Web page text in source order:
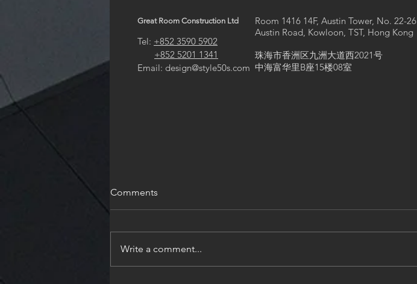
Comments
Write a comment...
Great Room Construction Ltd
Tel: +852 3590 5902
+852 5201 1341
Email: design@style50s.com
Room 1416 14F, Austin Tower, No. 22-26
Austin Road, Kowloon, TST, Hong Kong
珠海市香洲区九洲大道西2021号
中海富华里B座15楼08室